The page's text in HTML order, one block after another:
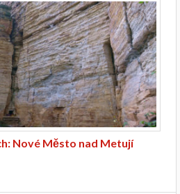
Nové Město nad Metují